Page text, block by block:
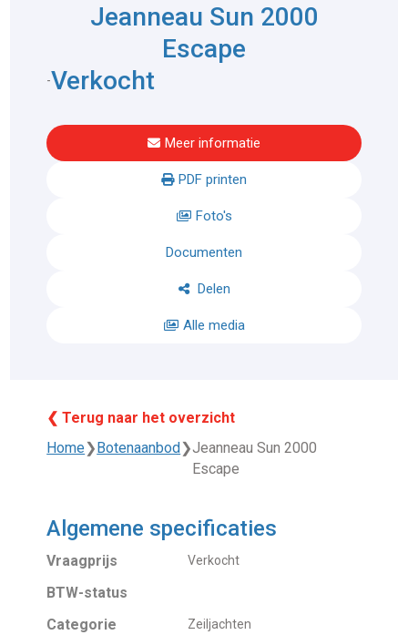
Jeanneau Sun 2000
Escape
-Verkocht
Meer informatie
PDF printen
Foto's
Documenten
Delen
Alle media
❮ Terug naar het overzicht
Home❯Botenaanbod❯Jeanneau Sun 2000
Escape
Algemene specificaties
Vraagprijs Verkocht
BTW-status
Categorie
Zeiljachten